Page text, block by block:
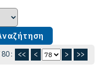
: << < > >>